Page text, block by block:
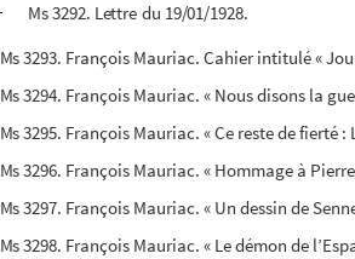
Ms 3292. Lettre du 19/01/1928.
Ms 3293. François Mauriac. Cahier intitulé «
Ms 3294. François Mauriac. « Nous disons la
Ms 3295. François Mauriac. « Ce reste de
Ms 3296. François Mauriac. « Hommage à
Ms 3297. François Mauriac. « Un dessin de
Ms 3298. François Mauriac. « Le démon de